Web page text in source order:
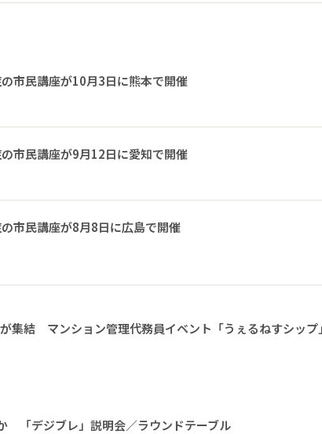
市民講座が10月3日に熊本で開催
市民講座が9月12日に愛知で開催
市民講座が8月8日に広島で開催
集結 マンション管理代務員イベント「うぇるねすシップ
「デジブレ」説明会／ラウンドテーブル